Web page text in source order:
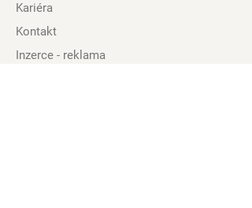
Kariéra
Kontakt
Inzerce - reklama